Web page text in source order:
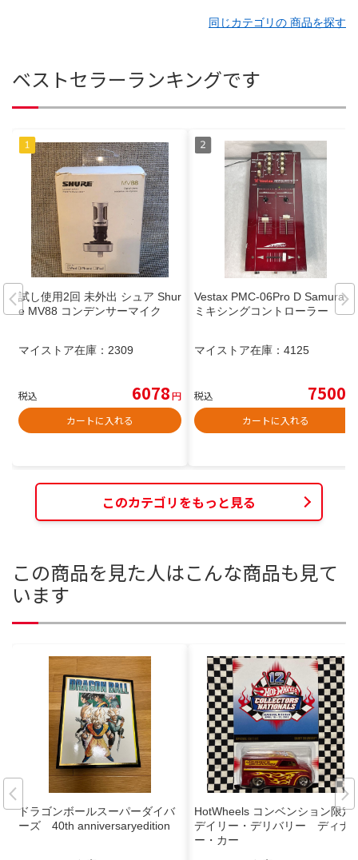
同じカテゴリの 商品を探す
ベストセラーランキングです
試し使用2回 未外出 シュア Shur
e MV88 コンデンサーマイク
マイストア在庫： 2309
税込 6078円
カートに入れる
Vestax PMC-06Pro D Samurai
ミキシングコントローラー
マイストア在庫： 4125
税込 7500
カートに入れる
このカテゴリをもっと見る
この商品を見た人はこんな商品も見て
います
ドラゴンボールスーパーダイバ
ーズ 40th anniversaryedition
HotWheels コンベンション限定
デイリー・デリバリー ディナ
ー・カー